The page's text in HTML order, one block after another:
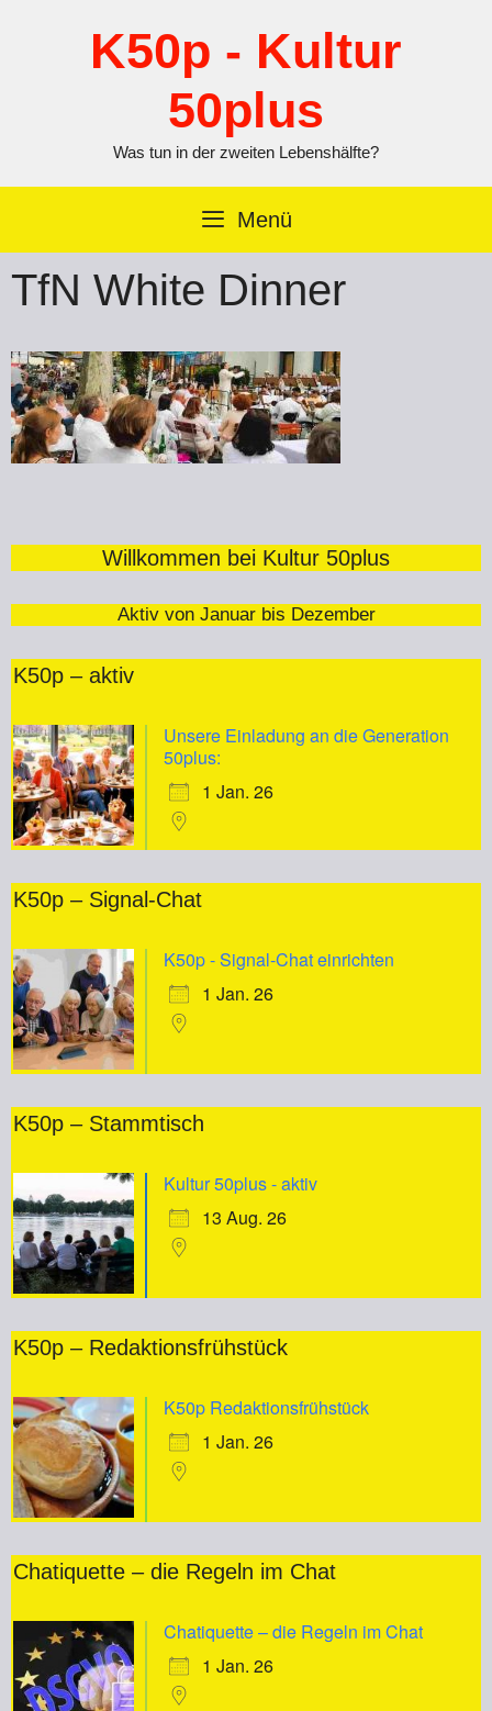
K50p - Kultur
50plus
Was tun in der zweiten Lebenshälfte?
Menü
TfN White Dinner
Willkommen bei Kultur 50plus
Aktiv von Januar bis Dezember
K50p – aktiv
Unsere Einladung an die Generation
50plus:
1 Jan. 26
K50p – Signal-Chat
K50p - Signal-Chat einrichten
1 Jan. 26
K50p – Stammtisch
Kultur 50plus - aktiv
13 Aug. 26
K50p – Redaktionsfrühstück
K50p Redaktionsfrühstück
1 Jan. 26
Chatiquette – die Regeln im Chat
Chatiquette – die Regeln im Chat
1 Jan. 26